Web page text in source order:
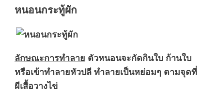
หนอนกระทู้ผัก
ลักษณะการทำลาย ตัวหนอนจะกัดกินใบ ก้านใบ
หรือเข้าทำลายหัวปลี ทำลายเป็นหย่อมๆ ตามจุดที่
ผีเสื้อวางไข่